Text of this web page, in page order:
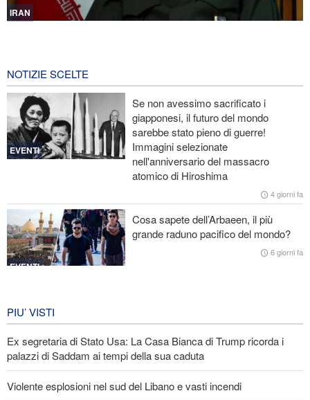
IRAN
Nota conduttrice americana critica le promesse vuote di Trump
Ex Segretario alla Guerra di Trump: «L’Iran ha il sopravvento nella
guerra»
Il prezzo del petrolio torna a salire
Stallo nei negoziati tra il governo libanese e il regime sionista
NOTIZIE SCELTE
EVENTI
Se non avessimo sacrificato i
giapponesi, il futuro del mondo
sarebbe stato pieno di guerre!
Immagini selezionate
nell'anniversario del massacro
atomico di Hiroshima
4 giorni fa
EVENTI
Cosa sapete dell’Arbaeen, il più
grande raduno pacifico del mondo?
6 giorni fa
EVENTI
PIU’ VISTI
Ex segretaria di Stato Usa: La Casa Bianca di Trump ricorda i
palazzi di Saddam ai tempi della sua caduta
Violente esplosioni nel sud del Libano e vasti incendi